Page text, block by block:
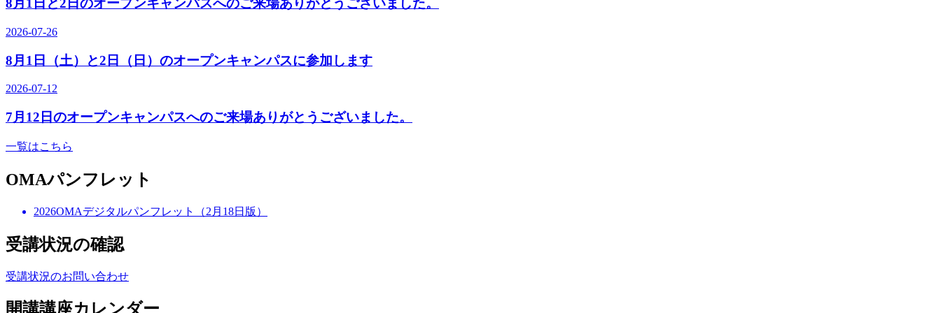
8月1日と2日のオープンキャンパスへのご来場ありがとうございました。
2026-07-26
8月1日（土）と2日（日）のオープンキャンパスに参加します
2026-07-12
7月12日のオープンキャンパスへのご来場ありがとうございました。
一覧はこちら
OMAパンフレット
2026OMAデジタルパンフレット（2月18日版）
受講状況の確認
受講状況のお問い合わせ
開講講座カレンダー